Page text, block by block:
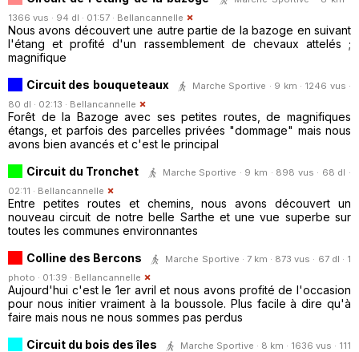
1366 vus · 94 dl · 01:57 · Bellancannelle
Nous avons découvert une autre partie de la bazoge en suivant
l'étang et profité d'un rassemblement de chevaux attelés ;
magnifique
Circuit des bouqueteaux
Marche Sportive · 9 km · 1246 vus ·
80 dl · 02:13 · Bellancannelle
Forêt de la Bazoge avec ses petites routes, de magnifiques
étangs, et parfois des parcelles privées "dommage" mais nous
avons bien avancés et c'est le principal
Circuit du Tronchet
Marche Sportive · 9 km · 898 vus · 68 dl ·
02:11 · Bellancannelle
Entre petites routes et chemins, nous avons découvert un
nouveau circuit de notre belle Sarthe et une vue superbe sur
toutes les communes environnantes
Colline des Bercons
Marche Sportive · 7 km · 873 vus · 67 dl · 1
photo · 01:39 · Bellancannelle
Aujourd'hui c'est le 1er avril et nous avons profité de l'occasion
pour nous initier vraiment à la boussole. Plus facile à dire qu'à
faire mais nous ne nous sommes pas perdus
Circuit du bois des îles
Marche Sportive · 8 km · 1636 vus · 111